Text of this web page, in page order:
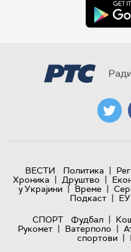
ВЕСТИ Политика |
Хроника | Друштво |
у Украјини | Време |
Подкаст |
СПОРТ
Фудбал |
Рукомет | Ватерполо |
спортови |